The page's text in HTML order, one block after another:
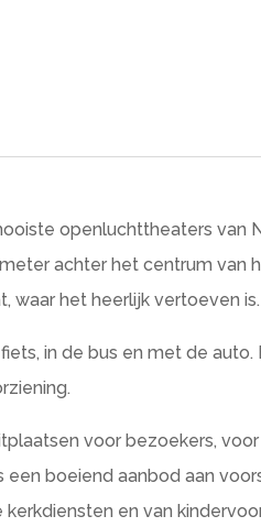
openluchttheaters van
achter het centrum van
waar het heerlijk vertoeven is.
in de bus en met de auto.
voor bezoekers,
een boeiend aanbod aan
en van